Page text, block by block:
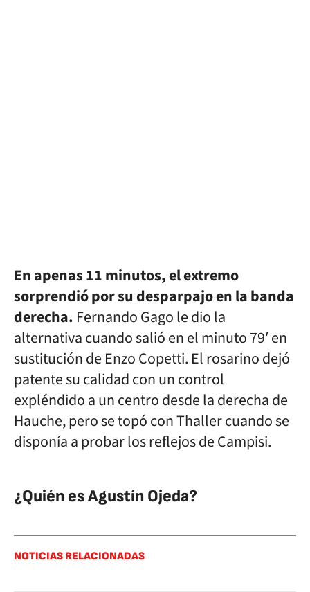
En apenas 11 minutos, el extremo
sorprendió por su desparpajo en la banda
derecha. Fernando Gago le dio la
alternativa cuando salió en el minuto 79′ en
sustitución de Enzo Copetti. El rosarino dejó
patente su calidad con un control
expléndido a un centro desde la derecha de
Hauche, pero se topó con Thaller cuando se
disponía a probar los reflejos de Campisi.
¿Quién es Agustín Ojeda?
NOTICIAS RELACIONADAS